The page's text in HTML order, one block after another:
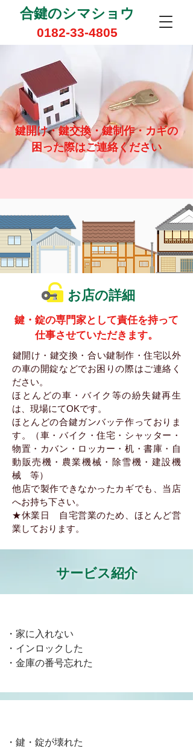
​合鍵のシマショウ
0182-33-4805
鍵開け・鍵交換・鍵制作・カギの
​困った際はご連絡ください
​鍵・錠の専門家として責任を持って
仕事させていただきます。
​鍵開け・鍵交換・合い鍵制作・住宅以外
の車の開錠などでお困りの際はご連絡く
ださい。
ほとんどの車・バイク等の紛失鍵再生
は、現場にてOKです。
ほとんどの合鍵ガンバッテ作っておりま
す。（車・バイク・住宅・シャッター・
物置・カバン・ロッカー・机・書庫・自
動販売機・農業機械・除雪機・建設機
械 等）
他店で製作できなかったカギでも、当店
へお持ち下さい。
★休業日 自宅営業のため、ほとんど営
業しております。
サービス紹介
・家に入れない
・インロックした
​・金庫の番号忘れた
・鍵・錠が壊れた
お店の詳細